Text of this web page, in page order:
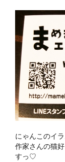
にゃんこのイ
作家さんの猫
すっ♡